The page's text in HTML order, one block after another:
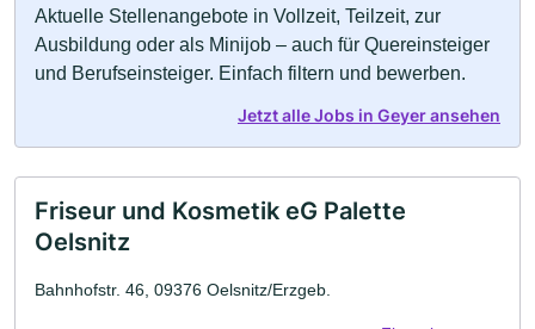
Aktuelle Stellenangebote in Vollzeit, Teilzeit, zur
Ausbildung oder als Minijob – auch für Quereinsteiger
und Berufseinsteiger. Einfach filtern und bewerben.
Jetzt alle Jobs in Geyer ansehen
Friseur und Kosmetik eG Palette
Oelsnitz
Bahnhofstr. 46, 09376 Oelsnitz/Erzgeb.